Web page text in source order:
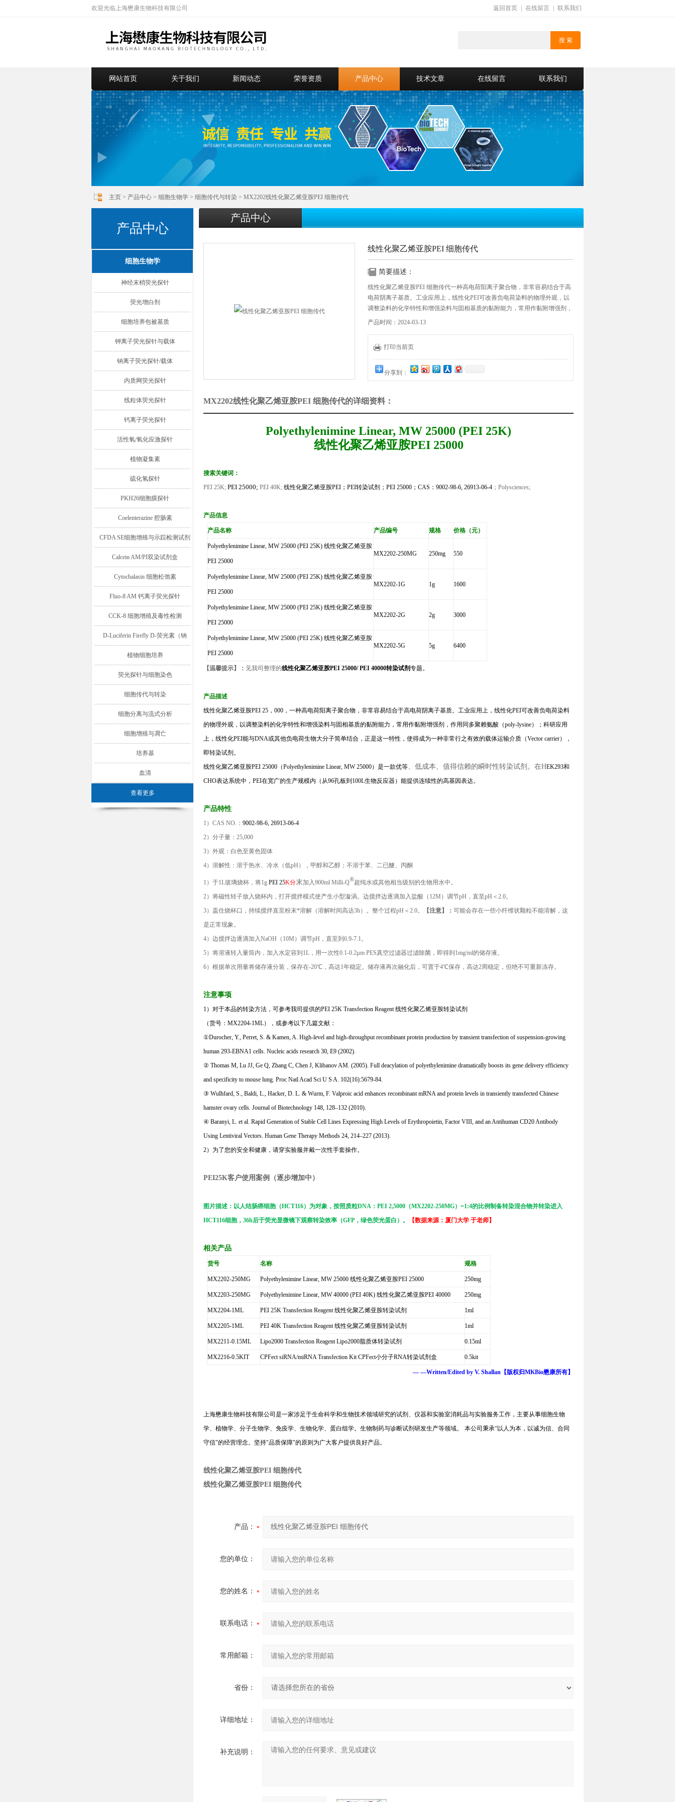
欢迎光临上海懋康生物科技有限公司 返回首页 在线留言 联系我们
网站首页 关于我们 新闻动态 荣誉资质 产品中心 技术文章 在线留言 联系我们
主页 > 产品中心 > 细胞生物学 > 细胞传代与转染 > MX2202线性化聚乙烯亚胺PEI 细胞传代
产品中心
细胞生物学
神经末梢荧光探针
荧光增白剂
细胞培养包被基质
钾离子荧光探针与载体
钠离子荧光探针/载体
内质网荧光探针
线粒体荧光探针
钙离子荧光探针
活性氧/氧化应激探针
植物凝集素
硫化氢探针
PKH26细胞膜探针
Coelenterazine 腔肠素
CFDA SE细胞增殖与示踪检测试剂
盒
Calcein AM/PI双染试剂盒
Cytochalasin 细胞松弛素
Fluo-8 AM 钙离子荧光探针
CCK-8 细胞增殖及毒性检测
D-Luciferin Firefly D-荧光素（钠
盐/钾盐/游离酸）
植物细胞培养
荧光探针与细胞染色
细胞传代与转染
细胞分离与流式分析
细胞增殖与凋亡
培养基
血清
查看更多
产品中心
线性化聚乙烯亚胺PEI 细胞传代
简要描述：
线性化聚乙烯亚胺PEI 细胞传代一种高电荷阳离子聚合物，非常容易结合于高
电荷阴离子基质。工业应用上，线性化PEI可改善负电荷染料的物理外观，以
调整染料的化学特性和增强染料与固相基质的黏附能力，常用作黏附增强剂，
作用同多聚赖氨酸（poly-lysine）；
产品时间：2024-03-13
打印当前页
分享到：
MX2202线性化聚乙烯亚胺PEI 细胞传代的详细资料：
Polyethylenimine Linear, MW 25000 (PEI 25K)
线性化聚乙烯亚胺PEI 25000
搜索关键词：
PEI 25K; PEI 25000; PEI 40K; 线性化聚乙烯亚胺PEI ；PEI转染试剂；PEI 25000 ；CAS ： 9002-98-6, 26913-06-4 ；Polysciences;
产品信息
产品名称 产品编号 规格 价格（元）
Polyethylenimine Linear, MW 25000 (PEI 25K) 线性化聚乙烯亚胺
PEI 25000
MX2202-250MG 250mg 550
Polyethylenimine Linear, MW 25000 (PEI 25K) 线性化聚乙烯亚胺
PEI 25000
MX2202-1G 1g 1600
Polyethylenimine Linear, MW 25000 (PEI 25K) 线性化聚乙烯亚胺
PEI 25000
MX2202-2G 2g 3000
Polyethylenimine Linear, MW 25000 (PEI 25K) 线性化聚乙烯亚胺
PEI 25000
MX2202-5G 5g 6400
【温馨提示】： 见我司整理的线性化聚乙烯亚胺PEI 25000/ PEI 40000转染试剂专题。
产品描述
线性化聚乙烯亚胺PEI 25，000，一种高电荷阳离子聚合物，非常容易结合于高电荷阴离子基质。工业应用上，线性化PEI可改善负电荷染料
的物理外观，以调整染料的化学特性和增强染料与固相基质的黏附能力，常用作黏附增强剂，作用同多聚赖氨酸（poly-lysine）；科研应用
上，线性化PEI能与DNA或其他负电荷生物大分子简单结合，正是这一特性，使得成为一种非常行之有效的载体运输介质（Vector carrier），
即转染试剂。
线性化聚乙烯亚胺PEI 25000 （Polyethylenimine Linear, MW 25000）是一款优等、低成本、值得信赖的瞬时性转染试剂。在HEK293和
CHO表达系统中，PEI在宽广的生产规模内（从96孔板到100L生物反应器）能提供连续性的高基因表达。
产品特性
1） CAS NO. ： 9002-98-6, 26913-06-4
2）分子量： 25,000
3）外观：白色至黄色固体
4）溶解性：溶于热水、冷水（低pH ），甲醇和乙醇；不溶于苯、二已醚、丙酮
1）于1L玻璃烧杯，将1g PEI 25K分末加入900ml Milli-Q®超纯水或其他相当级别的生物用水中 。
2）将磁性转子放入烧杯内，打开搅拌模式使产生小型漩涡。边搅拌边逐滴加入盐酸（12M ）调节pH ，直至pH ＜2.0。
3）盖住烧杯口，持续搅拌直至粉末*溶解（溶解时间高达3h）。整个过程pH ＜2.0。 【注意】： 可能会存在一些小纤维状颗粒不能溶解，这
是正常现象。
4）边搅拌边逐滴加入NaOH （10M ）调节pH ，直至到6.9-7.1。
5）将溶液转入量筒内，加入水定容到1L ，用一次性0.1-0.2µm PES真空过滤器过滤除菌，即得到1mg/ml的储存液。
6）根据单次用量将储存液分装，保存在-20℃，高达1年稳定。储存液再次融化后，可置于4℃保存，高达2周稳定，但绝不可重新冻存。
注意事项
1）对于本品的转染方法，可参考我司提供的PEI 25K Transfection Reagent 线性化聚乙烯亚胺转染试剂
（货号： MX2204-1ML），或参考以下几篇文献：
①Durocher, Y., Perret, S. & Kamen, A. High-level and high-throughput recombinant protein production by transient transfection of suspension-growing
human 293-EBNA1 cells. Nucleic acids research 30, E9 (2002).
② Thomas M, Lu JJ, Ge Q, Zhang C, Chen J, Klibanov AM. (2005). Full deacylation of polyethylenimine dramatically boosts its gene delivery efficiency
and specificity to mouse lung. Proc Natl Acad Sci U S A. 102(16):5679-84.
③ Wulhfard, S., Baldi, L., Hacker, D. L. & Wurm, F. Valproic acid enhances recombinant mRNA and protein levels in transiently transfected Chinese
hamster ovary cells. Journal of Biotechnology 148, 128–132 (2010).
④ Baranyi, L. et al. Rapid Generation of Stable Cell Lines Expressing High Levels of Erythropoietin, Factor VIII, and an Antihuman CD20 Antibody
Using Lentiviral Vectors. Human Gene Therapy Methods 24, 214–227 (2013).
2）为了您的安全和健康，请穿实验服并戴一次性手套操作。
PEI25K客户使用案例（逐步增加中）
图片描述：以人结肠癌细胞（HCT116）为对象，按照质粒DNA：PEI 2,5000（MX2202-250MG）=1:4的比例制备转染混合物并转染进入
HCT116细胞，36h后于荧光显微镜下观察转染效率（GFP，绿色荧光蛋白）。
【数据来源：厦门大学 于老师】
相关产品
货号 名称 规格
MX2202-250MG Polyethylenimine Linear, MW 25000 线性化聚乙烯亚胺PEI 25000 250mg
MX2203-250MG Polyethylenimine Linear, MW 40000 (PEI 40K) 线性化聚乙烯亚胺PEI 40000 250mg
MX2204-1ML PEI 25K Transfection Reagent 线性化聚乙烯亚胺转染试剂 1ml
MX2205-1ML PEI 40K Transfection Reagent 线性化聚乙烯亚胺转染试剂 1ml
MX2211-0.15ML Lipo2000 Transfection Reagent Lipo2000脂质体转染试剂 0.15ml
MX2216-0.5KIT CPFect siRNA/miRNA Transfection Kit CPFect小分子RNA转染试剂盒 0.5kit
— —Written/Edited by V. Shallan【版权归MKBio懋康所有】
上海懋康生物科技有限公司是一家涉足于生命科学和生物技术领域研究的试剂、仪器和实验室消耗品与实验服务工作，主要从事细胞生物
学、植物学、分子生物学、免疫学、生物化学、蛋白组学。生物制药与诊断试剂研发生产等领域。
本公司秉承“以人为本，以诚为信、合同
守信"的经营理念。坚持"品质保障"的原则为广大客户提供良好产品。
线性化聚乙烯亚胺PEI 细胞传代
线性化聚乙烯亚胺PEI 细胞传代
产品：
您的单位：
您的姓名：
联系电话：
常用邮箱：
省份：
详细地址：
补充说明：